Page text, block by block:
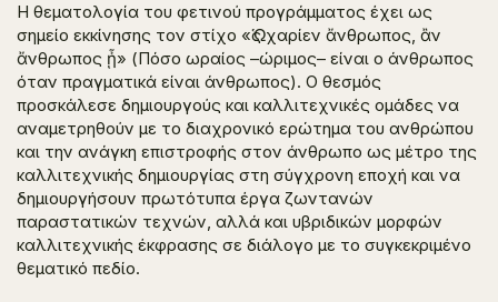
Η θεματολογία του φετινού προγράμματος έχει ως
σημείο εκκίνησης τον στίχο «Ὡς χαρίεν ἄνθρωπος, ἂν
ἄνθρωπος ᾖ» (Πόσο ωραίος –ώριμος– είναι ο άνθρωπος
όταν πραγματικά είναι άνθρωπος). Ο θεσμός
προσκάλεσε δημιουργούς και καλλιτεχνικές ομάδες να
αναμετρηθούν με το διαχρονικό ερώτημα του ανθρώπου
και την ανάγκη επιστροφής στον άνθρωπο ως μέτρο της
καλλιτεχνικής δημιουργίας στη σύγχρονη εποχή και να
δημιουργήσουν πρωτότυπα έργα ζωντανών
παραστατικών τεχνών, αλλά και υβριδικών μορφών
καλλιτεχνικής έκφρασης σε διάλογο με το συγκεκριμένο
θεματικό πεδίο.